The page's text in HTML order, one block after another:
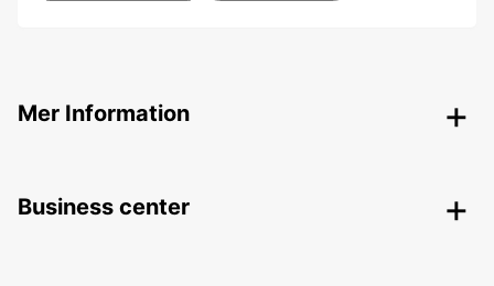
Mer Information
Business center